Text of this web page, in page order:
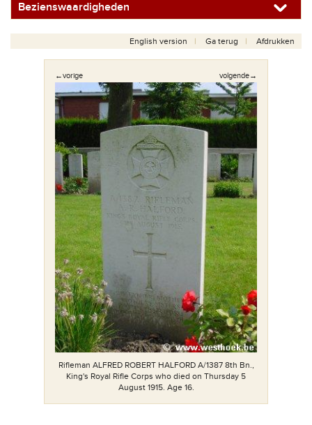
Bezienswaardigheden
English version Ga terug Afdrukken
←vorige volgende→
Rifleman ALFRED ROBERT HALFORD A/1387 8th Bn.,
King's Royal Rifle Corps who died on Thursday 5
August 1915. Age 16.